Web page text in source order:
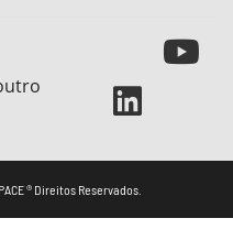
® Direitos Reservados.